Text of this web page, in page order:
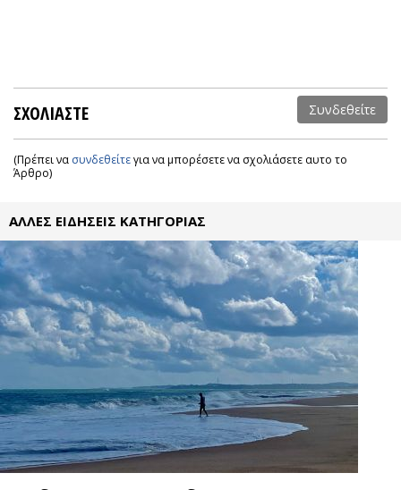
ΣΧΟΛΙΑΣΤΕ Συνδεθείτε
(Πρέπει να συνδεθείτεγια να μπορέσετε να σχολιάσετε αυτο το
Άρθρο)
ΑΛΛΕΣ ΕΙΔΗΣΕΙΣ ΚΑΤΗΓΟΡΙΑΣ